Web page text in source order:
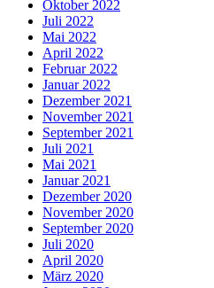
Oktober 2022
Juli 2022
Mai 2022
April 2022
Februar 2022
Januar 2022
Dezember 2021
November 2021
September 2021
Juli 2021
Mai 2021
Januar 2021
Dezember 2020
November 2020
September 2020
Juli 2020
April 2020
März 2020